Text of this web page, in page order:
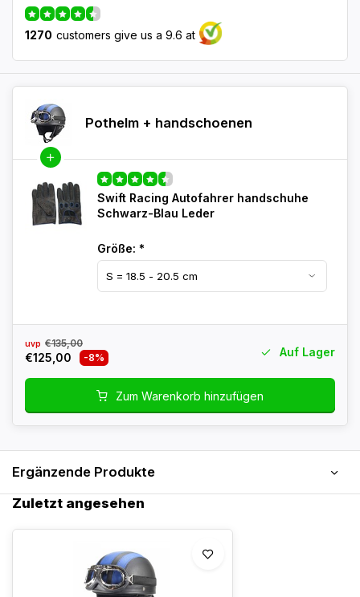
1270 customers give us a 9.6 at
Pothelm + handschoenen
Swift Racing Autofahrer handschuhe
Schwarz-Blau Leder
Größe: *
uvp €135,00
€125,00 -8% Auf Lager
Zum Warenkorb hinzufügen
Ergänzende Produkte
Zuletzt angesehen